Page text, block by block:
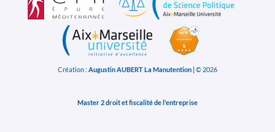
Création : Augustin AUBERT La Manutention |© 2026
Master 2 droit et fiscalité de l'entreprise